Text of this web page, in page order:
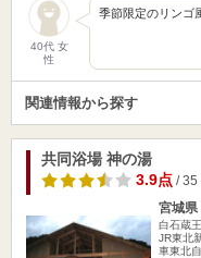
40代 女
性
季節限定のリンゴ
関連情報から探す
共同浴場 神の湯
3.9点/ 35
宮城県
白石蔵
JR東北
車東北